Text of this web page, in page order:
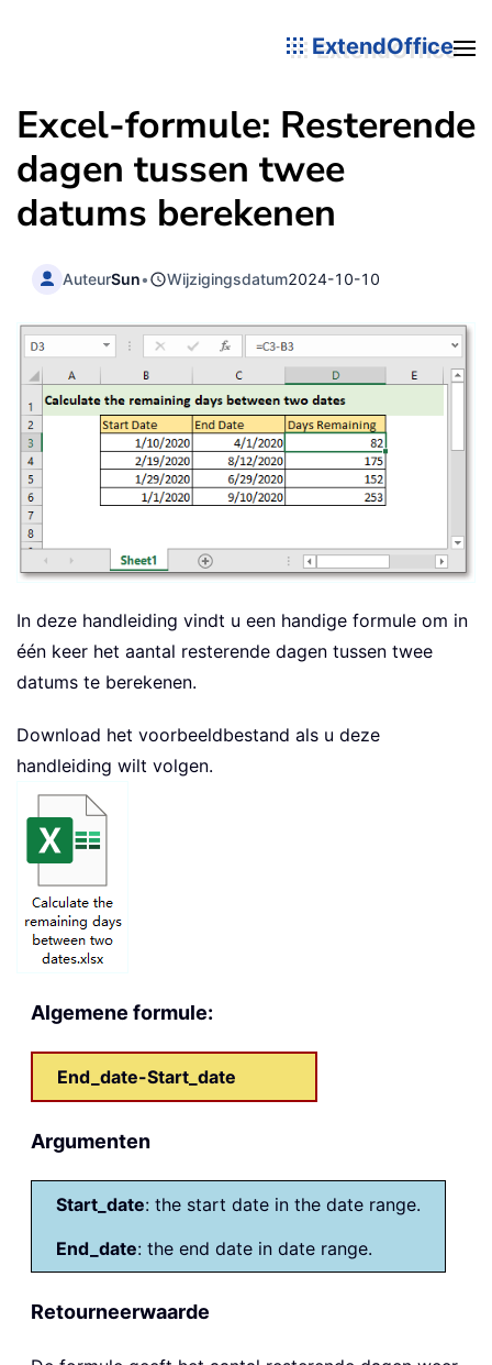
ExtendOffice
Excel-formule: Resterende
dagen tussen twee
datums berekenen
AuteurSun• Wijzigingsdatum2024-10-10
In deze handleiding vindt u een handige formule om in
één keer het aantal resterende dagen tussen twee
datums te berekenen.
Download het voorbeeldbestand als u deze
handleiding wilt volgen.
Algemene formule:
End_date-Start_date
Argumenten
Start_date: the start date in the date range.
End_date: the end date in date range.
Retourneerwaarde